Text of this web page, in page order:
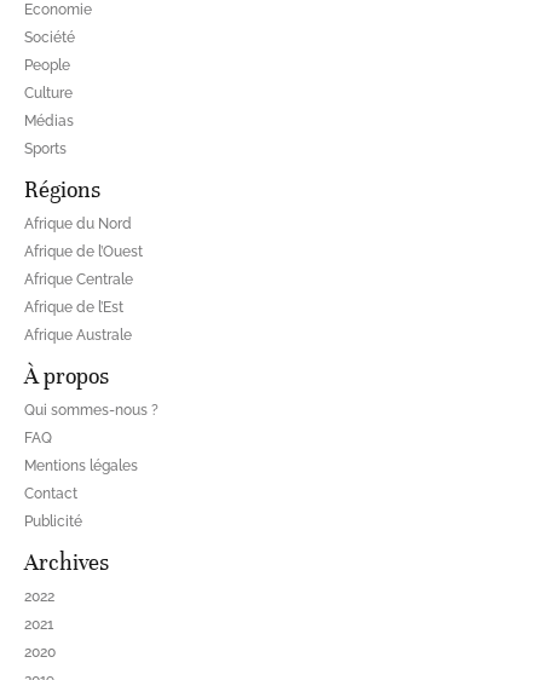
Economie
Société
People
Culture
Médias
Sports
Régions
Afrique du Nord
Afrique de l’Ouest
Afrique Centrale
Afrique de l’Est
Afrique Australe
À propos
Qui sommes-nous ?
FAQ
Mentions légales
Contact
Publicité
Archives
2022
2021
2020